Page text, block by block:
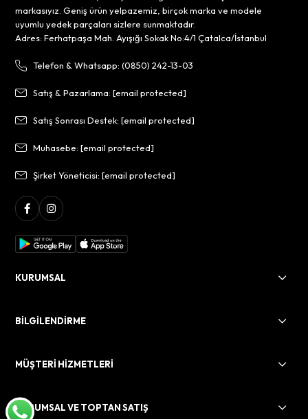
markasıyız. Geniş ürün yelpazemiz, birçok marka ve modele
uyumlu yedek parçaları sizlere sunmaktadır.
Adres: Ferhatpaşa Mah. Ayışığı Sokak No:4/1 Çatalca/İstanbul
Telefon & Whatsapp: (0850) 242-13-03
Satış & Pazarlama:[email protected]
Satış Sonrası Destek:[email protected]
Muhasebe:[email protected]
Şirket Yöneticisi:[email protected]
KURUMSAL
BİLGİLENDİRME
MÜŞTERİ HİZMETLERİ
KURUMSAL VE TOPTAN SATIŞ